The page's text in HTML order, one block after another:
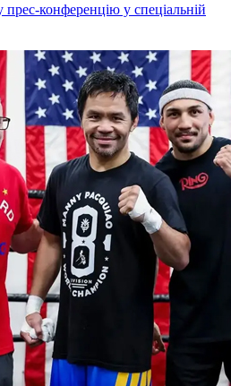
конференцію у спеціальній